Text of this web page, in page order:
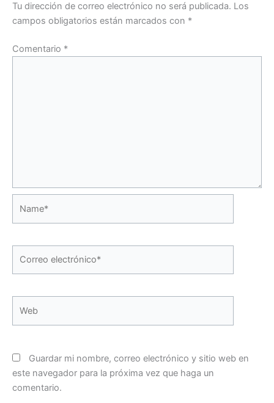
Tu dirección de correo electrónico no será publicada. Los
campos obligatorios están marcados con *
Comentario *
Guardar mi nombre, correo electrónico y sitio web en
este navegador para la próxima vez que haga un
comentario.